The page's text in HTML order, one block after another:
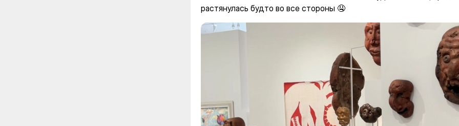
растянулась будто во все стороны 🤤